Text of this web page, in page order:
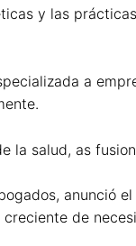
y las
a
la salud, as
anunció
de